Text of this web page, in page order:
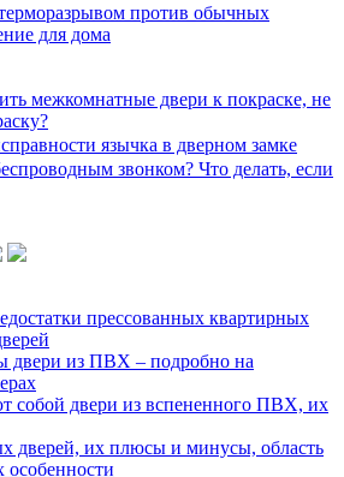
против обычных
для дома
межкомнатные двери к покраске, не
язычка в дверном замке
звонком? Что делать, если
прессованных квартирных
из ПВХ – подробно на
собой двери из вспененного ПВХ, их
дверей, их плюсы и минусы, область